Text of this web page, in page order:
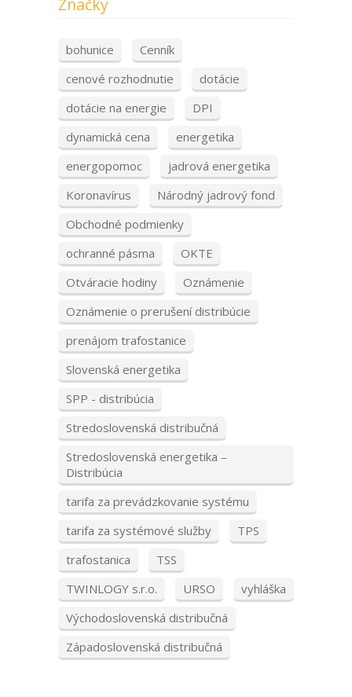
bohunice
Cenník
cenové rozhodnutie
dotácie
dotácie na energie
DPI
dynamická cena
energetika
energopomoc
jadrová energetika
Koronavírus
Národný jadrový fond
Obchodné podmienky
ochranné pásma
OKTE
Otváracie hodiny
Oznámenie
Oznámenie o prerušení distribúcie
prenájom trafostanice
Slovenská energetika
SPP - distribúcia
Stredoslovenská distribučná
Stredoslovenská energetika –
Distribúcia
tarifa za prevádzkovanie systému
tarifa za systémové služby
TPS
trafostanica
TSS
TWINLOGY s.r.o.
URSO
vyhláška
Východoslovenská distribučná
Západoslovenská distribučná